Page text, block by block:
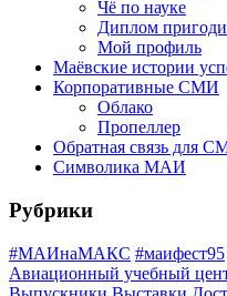
Чё по науке
Диплом
Мой профиль
Маёвские истории
Корпоративные СМИ
Облако
Пропеллер
Обратная связь для
Символика МАИ
Рубрики
#МАИнаМАКС #маифест95
Авиационный учебный